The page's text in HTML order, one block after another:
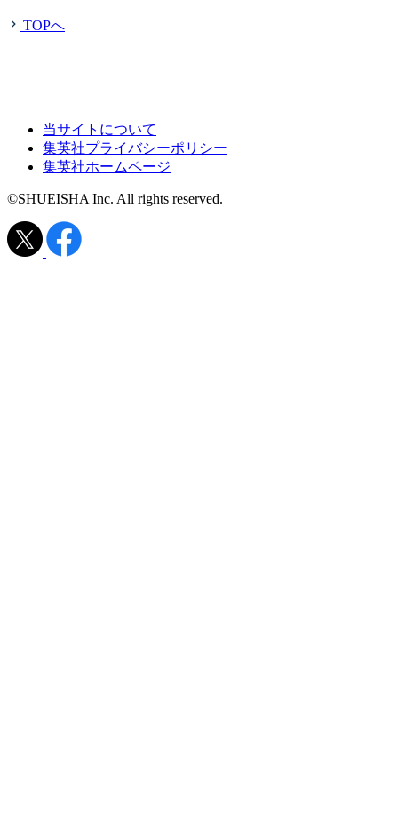
TOPへ
当サイトについて
集英社プライバシーポリシー
集英社ホームページ
©SHUEISHA Inc. All rights reserved.